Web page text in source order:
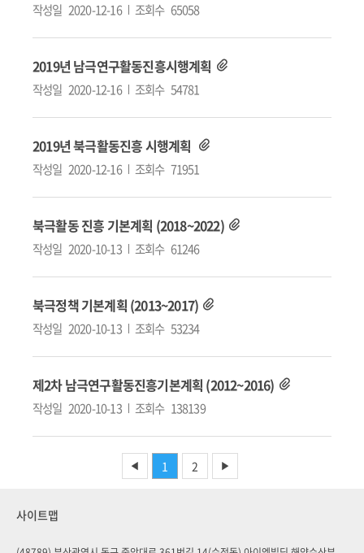
작성일 2020-12-16 조회수 65058
2019년 남극연구활동진흥시행계획
작성일 2020-12-16 조회수 54781
2019년 북극활동진흥 시행계획
작성일 2020-12-16 조회수 71951
북극활동 진흥 기본계획 (2018~2022)
작성일 2020-10-13 조회수 61246
북극정책 기본계획 (2013~2017)
작성일 2020-10-13 조회수 53234
제2차 남극연구활동진흥기본계획 (2012~2016)
작성일 2020-10-13 조회수 138139
◀ 1 2 ▶
사이트맵